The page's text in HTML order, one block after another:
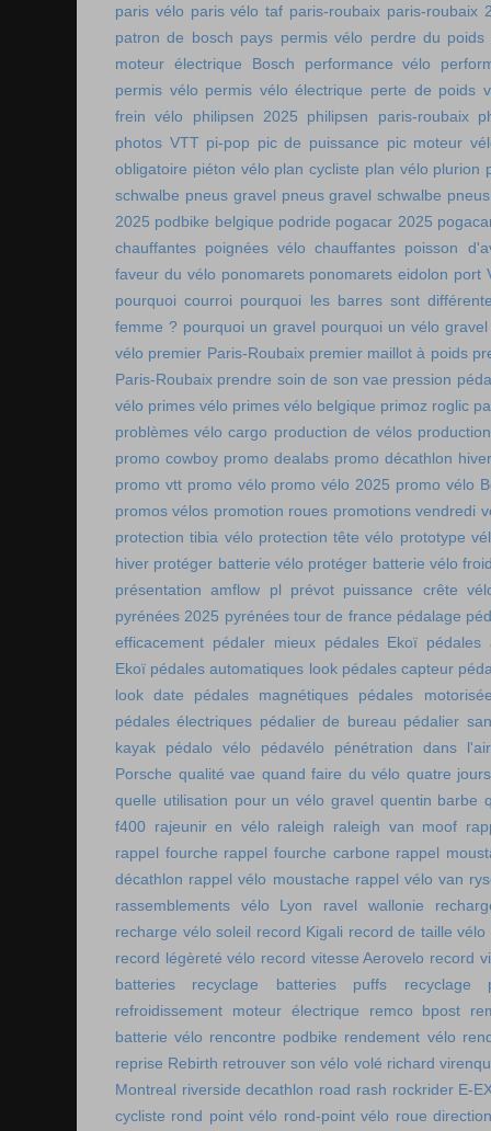
paris vélo paris vélo taf paris-roubaix paris-roubaix
patron de bosch pays permis vélo perdre du poids
moteur électrique Bosch
performance vélo
permis vélo permis vélo électrique perte de poids
frein vélo
philipsen 2025 philipsen paris-roubaix
photos VTT pi-pop pic de puissance pic moteur
obligatoire piéton vélo plan cycliste plan vélo plurion
schwalbe pneus gravel pneus gravel schwalbe
2025 podbike belgique podride pogacar 2025
chauffantes poignées vélo chauffantes poisson
faveur du vélo ponomarets ponomarets eidolon port
pourquoi courroi pourquoi les barres sont
femme ? pourquoi un gravel pourquoi un vélo gravel
vélo premier Paris-Roubaix premier maillot à poids
Paris-Roubaix prendre soin de son vae pression
vélo primes vélo primes vélo belgique primoz roglic
problèmes vélo cargo production de vélos
promo cowboy promo dealabs promo décathlon hiver
promo vtt promo vélo promo vélo 2025 promo vélo
promos vélos promotion roues promotions vendredi
protection tibia vélo protection tête vélo prototype
hiver protéger batterie vélo protéger batterie vélo
présentation amflow pl
prévot puissance crête
pyrénées 2025 pyrénées tour de france pédalage
efficacement pédaler mieux pédales Ekoï pédales
Ekoï pédales automatiques look pédales capteur
look date
pédales magnétiques
pédales
pédales électriques pédalier de bureau pédalier
kayak
pédalo vélo pédavélo
pénétration dans l'air
Porsche qualité vae quand faire du vélo quatre
quelle utilisation pour un vélo gravel quentin barbe
f400 rajeunir en vélo raleigh raleigh van moof
rappel fourche rappel fourche carbone rappel
décathlon rappel vélo moustache rappel vélo van
rassemblements vélo Lyon
ravel wallonie
recharge vélo soleil record Kigali record de taille vélo
record légèreté vélo record vitesse Aerovelo record
batteries
recyclage batteries puffs
recyclage
refroidissement moteur électrique
remco bpost
batterie vélo rencontre podbike rendement vélo
reprise Rebirth retrouver son vélo volé richard
Montreal riverside decathlon road rash rockrider E-
cycliste rond point vélo rond-point vélo roue